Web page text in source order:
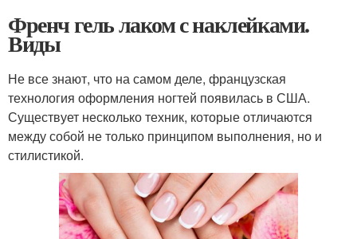
Френч гель лаком с наклейками.
Виды
Не все знают, что на самом деле, французская
технология оформления ногтей появилась в США.
Существует несколько техник, которые отличаются
между собой не только принципом выполнения, но и
стилистикой.